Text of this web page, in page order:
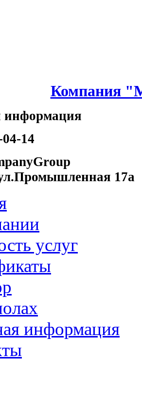
Компания
информация
14
17а
услуг
информация